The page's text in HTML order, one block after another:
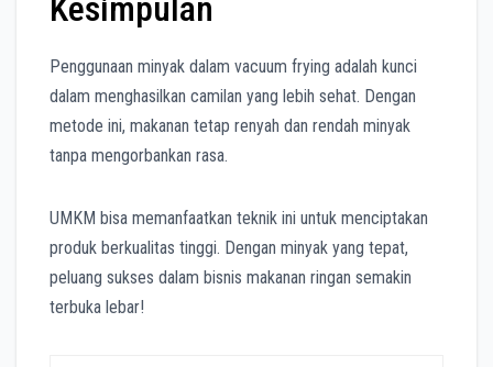
Kesimpulan
Penggunaan minyak dalam vacuum frying adalah kunci
dalam menghasilkan camilan yang lebih sehat. Dengan
metode ini, makanan tetap renyah dan rendah minyak
tanpa mengorbankan rasa.
UMKM bisa memanfaatkan teknik ini untuk menciptakan
produk berkualitas tinggi. Dengan minyak yang tepat,
peluang sukses dalam bisnis makanan ringan semakin
terbuka lebar!